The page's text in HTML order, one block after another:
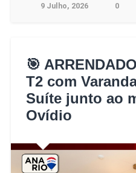
9 Julho, 2026 0
🎯
T2 com
Suíte junto ao
Ovídio